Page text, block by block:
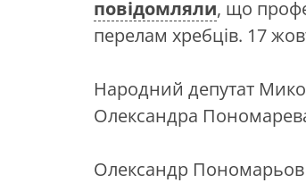
повідомляли, що
перелам хребців. 17
Народний депутат
Олександра Пономарева
Олександр Пономарьов